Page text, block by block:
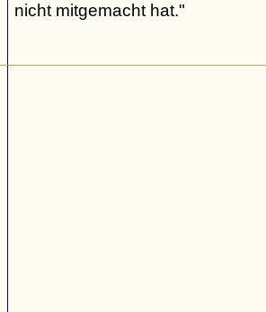
nicht mitgemacht hat."